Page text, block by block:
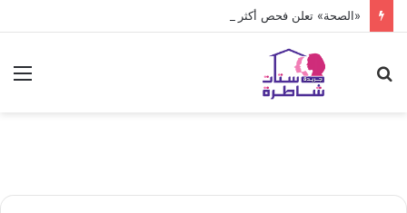
«الصحة» تعلن فحص أكثر من 10 ملايين طفل